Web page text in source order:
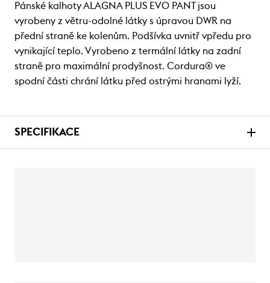
Pánské kalhoty ALAGNA PLUS EVO PANT jsou
vyrobeny z větru-odolné látky s úpravou DWR na
přední straně ke kolenům. Podšívka uvnitř vpředu pro
vynikající teplo. Vyrobeno z termální látky na zadní
straně pro maximální prodyšnost. Cordura® ve
spodní části chrání látku před ostrými hranami lyží.
SPECIFIKACE